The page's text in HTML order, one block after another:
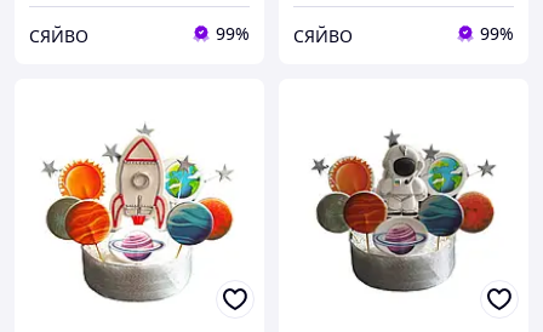
СЯЙВО 99% СЯЙВО 99%